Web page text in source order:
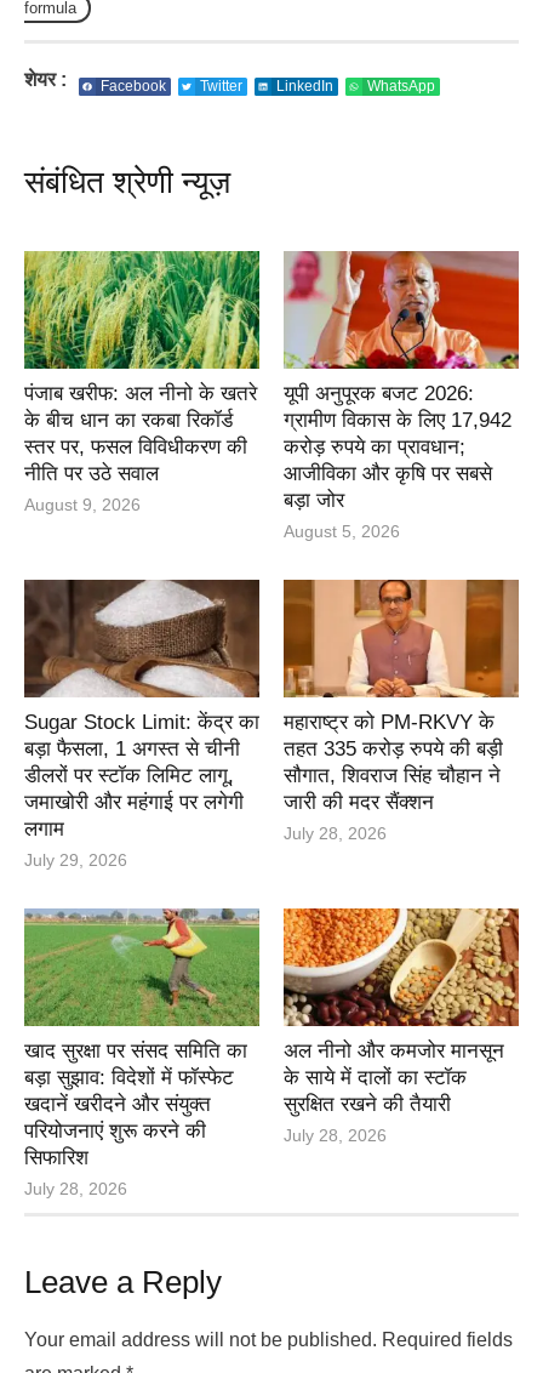
formula
शेयर : Facebook Twitter LinkedIn WhatsApp
संबंधित श्रेणी न्यूज़
पंजाब खरीफ: अल नीनो के खतरे
के बीच धान का रकबा रिकॉर्ड
स्तर पर, फसल विविधीकरण की
नीति पर उठे सवाल
August 9, 2026
यूपी अनुपूरक बजट 2026:
ग्रामीण विकास के लिए 17,942
करोड़ रुपये का प्रावधान;
आजीविका और कृषि पर सबसे
बड़ा जोर
August 5, 2026
Sugar Stock Limit: केंद्र का
बड़ा फैसला, 1 अगस्त से चीनी
डीलरों पर स्टॉक लिमिट लागू,
जमाखोरी और महंगाई पर लगेगी
लगाम
July 29, 2026
महाराष्ट्र को PM-RKVY के
तहत 335 करोड़ रुपये की बड़ी
सौगात, शिवराज सिंह चौहान ने
जारी की मदर सैंक्शन
July 28, 2026
खाद सुरक्षा पर संसद समिति का
बड़ा सुझाव: विदेशों में फॉस्फेट
खदानें खरीदने और संयुक्त
परियोजनाएं शुरू करने की
सिफारिश
July 28, 2026
अल नीनो और कमजोर मानसून
के साये में दालों का स्टॉक
सुरक्षित रखने की तैयारी
July 28, 2026
Leave a Reply
Your email address will not be published. Required fields